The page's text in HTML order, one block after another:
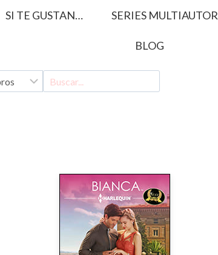
SI TE GUSTAN… SERIES MULTIAUTOR
BLOG